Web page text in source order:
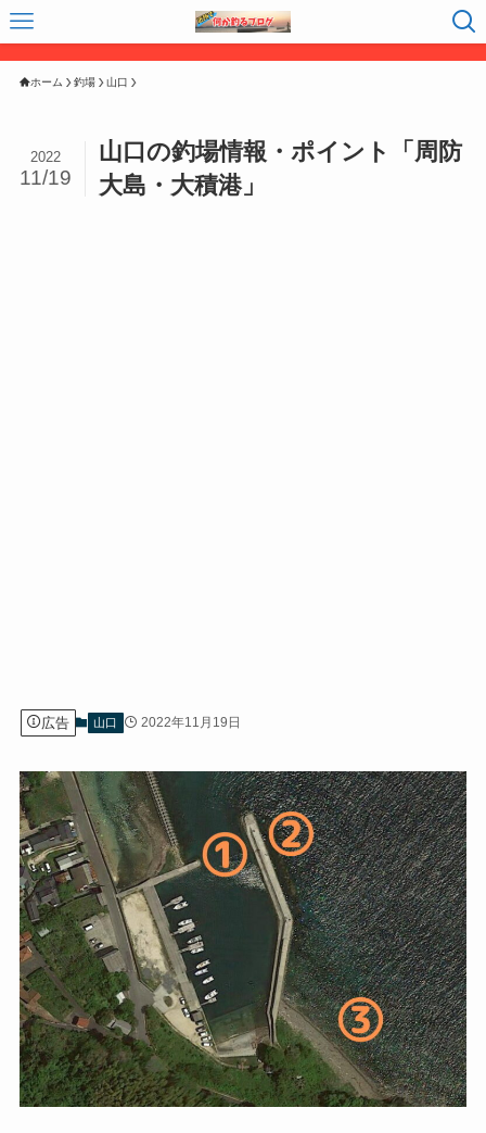
ホーム 釣場 山口
山口の釣場情報・ポイント「周防
大島・大積港」
2022
11/19
広告 山口 2022年11月19日